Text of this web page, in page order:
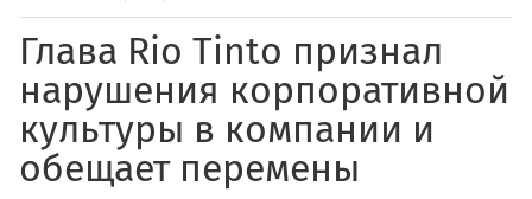
Глава Rio Tinto признал
нарушения корпоративной
культуры в компании и
обещает перемены